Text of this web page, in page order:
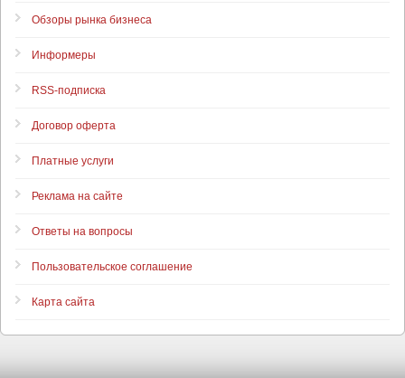
Обзоры рынка бизнеса
Информеры
RSS-подписка
Договор оферта
Платные услуги
Реклама на сайте
Ответы на вопросы
Пользовательское соглашение
Карта сайта